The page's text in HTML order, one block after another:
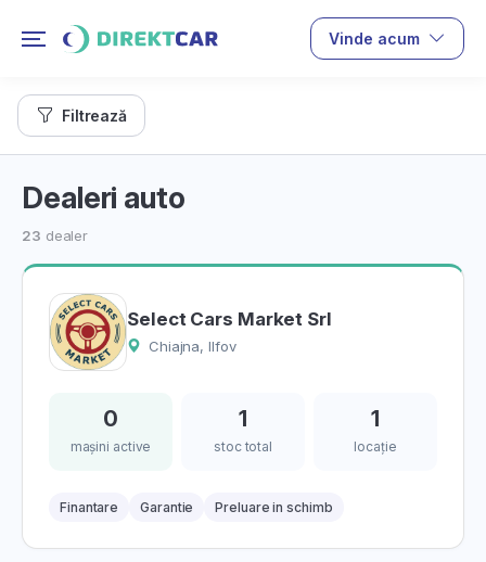
Vinde acum
Filtrează
Dealeri auto
23 dealer
Select Cars Market Srl
Chiajna, Ilfov
0
mașini active
1
stoc total
1
locație
Finantare Garantie Preluare in schimb